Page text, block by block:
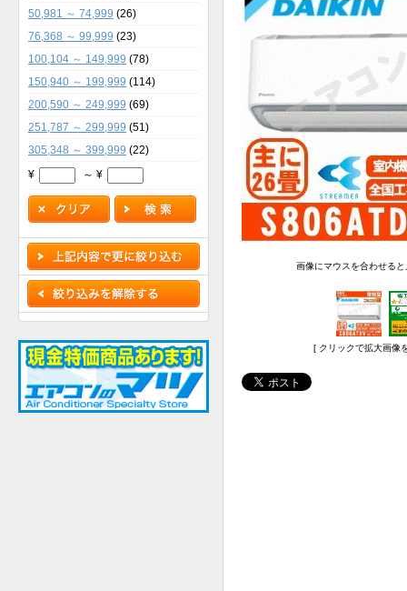
画像にマウスを合わせる
[ クリックで拡大画像
50,981 ～ 74,999 (26)
76,368 ～ 99,999 (23)
100,104 ～ 149,999 (78)
150,940 ～ 199,999 (114)
200,590 ～ 249,999 (69)
251,787 ～ 299,999 (51)
305,348 ～ 399,999 (22)
¥
～ ¥